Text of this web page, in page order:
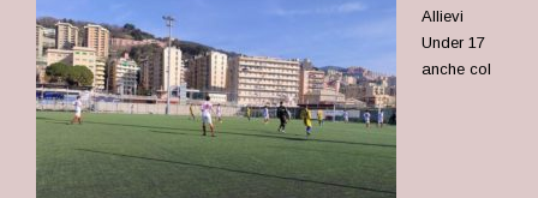
Allievi
Under 17
anche col